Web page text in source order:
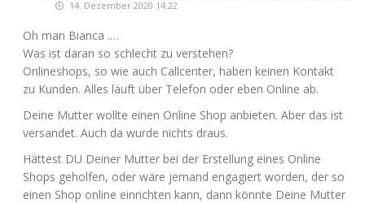
14. Dezember 2020 14:22
Oh man Bianca .…
Was ist dar­an so schlecht zu verstehen?
Online­shops, so wie auch Call­cen­ter, haben kei­nen Kon­takt
zu Kun­den. Alles läuft über Tele­fon oder eben Online ab.
Dei­ne Mut­ter woll­te einen Online Shop anbie­ten. Aber das ist
ver­san­det. Auch da wur­de nichts draus.
Hät­test DU Dei­ner Mut­ter bei der Erstel­lung eines Online
Shops gehol­fen, oder wäre jemand enga­giert wor­den, der so
einen Shop online ein­rich­ten kann, dann könn­te Dei­ne Mut­ter